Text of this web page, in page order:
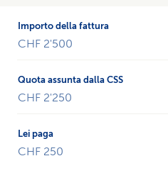
CHF 2'500
CHF 2'250
CHF 250